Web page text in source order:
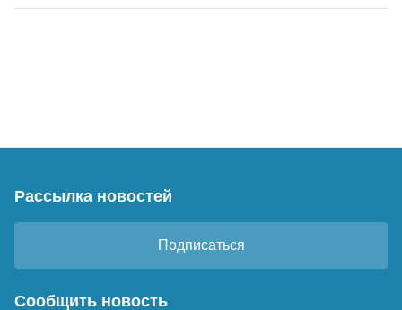
Рассылка новостей
Подписаться
Сообщить новость